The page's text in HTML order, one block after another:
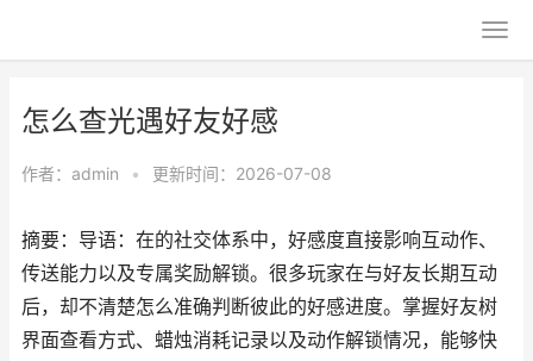
怎么查光遇好友好感
作者： admin • 更新时间：2026-07-08
摘要：导语：在的社交体系中，好感度直接影响互动作、
传送能力以及专属奖励解锁。很多玩家在与好友长期互动
后，却不清楚怎么准确判断彼此的好感进度。掌握好友树
界面查看方式、蜡烛消耗记录以及动作解锁情况，能够快